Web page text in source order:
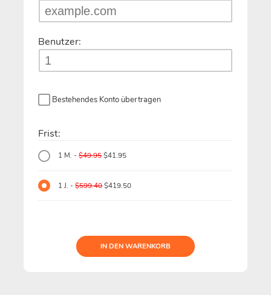
Benutzer:
Bestehendes Konto übertragen
Frist:
1 M. -$49.95$41.95
1 J. -$599.40$419.50
IN DEN WARENKORB